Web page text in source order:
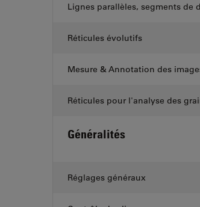
Lignes parallèles, segments de
Réticules évolutifs
Mesure & Annotation des
Réticules pour l'analyse des
Généralités
Réglages généraux